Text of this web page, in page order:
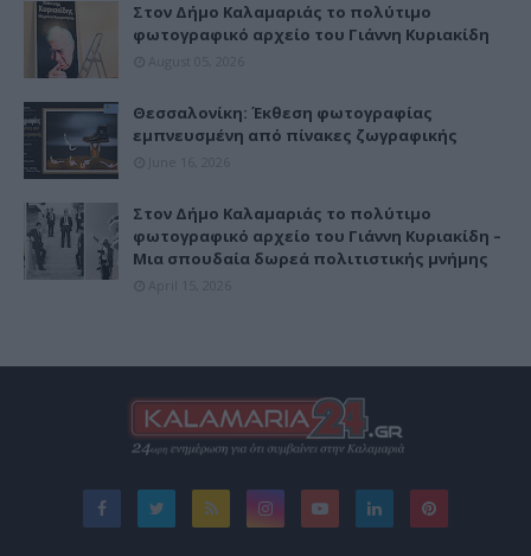
Στον Δήμο Καλαμαριάς το πολύτιμο
φωτογραφικό αρχείο του Γιάννη Κυριακίδη
Θεσσαλονίκη: Έκθεση φωτογραφίας
εμπνευσμένη από πίνακες ζωγραφικής
Στον Δήμο Καλαμαριάς το πολύτιμο
φωτογραφικό αρχείο του Γιάννη Κυριακίδη –
Μια σπουδαία δωρεά πολιτιστικής μνήμης